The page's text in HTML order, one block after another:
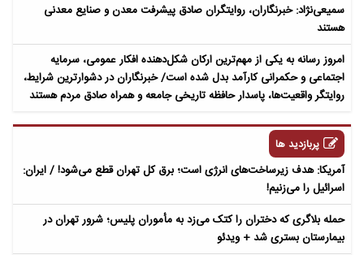
سمیعی‌نژاد: خبرنگاران، روایتگران صادق پیشرفت معدن و صنایع معدنی
هستند
امروز رسانه به یکی از مهم‌ترین ارکان شکل‌دهنده افکار عمومی، سرمایه
اجتماعی و حکمرانی کارآمد بدل شده است/ خبرنگاران در دشوارترین شرایط،
روایتگر واقعیت‌ها، پاسدار حافظه تاریخی جامعه و همراه صادق مردم هستند
پربازدید ها
آمریکا: هدف زیرساخت‌های انرژی است؛ برق کل تهران قطع می‌شود! / ایران:
اسرائیل را می‌زنیم!
حمله بلاگری که دختران را کتک می‌زد به مأموران پلیس؛ شرور تهران در
بیمارستان بستری شد + ویدئو